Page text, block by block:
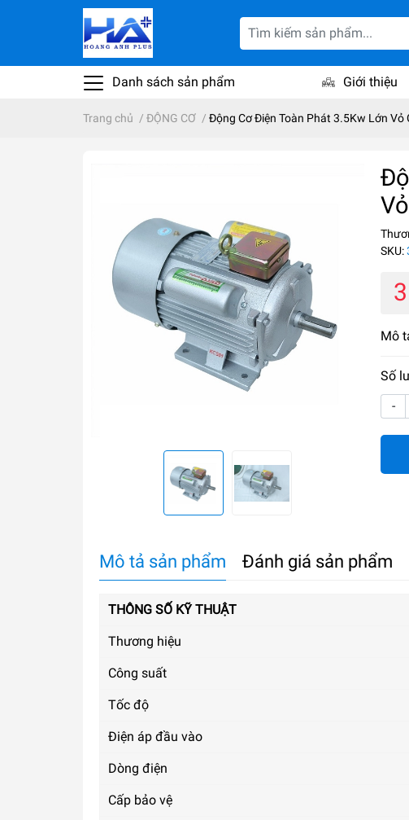
Danh sách sản phẩm Giới thiệu
Trang chủ / ĐỘNG CƠ / Động Cơ Điện Toàn Phát 3.5Kw Lớn
SKU:
Mô
Số
-
Mô tả sản phẩm Đánh giá sản phẩm
THÔNG SỐ KỸ THUẬT
Thương hiệu
Công suất
Tốc độ
Điện áp đầu vào
Dòng điện
Cấp bảo vệ